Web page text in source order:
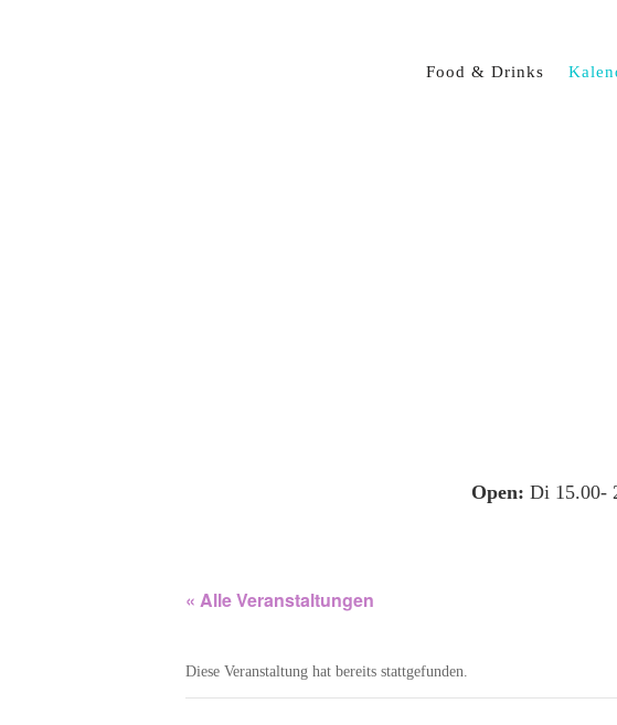
Food & Drinks
Open: Di 15.00-
« Alle Veranstaltungen
Diese Veranstaltung hat bereits stattgefunden.